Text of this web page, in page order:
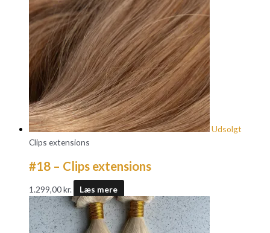
Udsolgt
Clips extensions
#18 – Clips extensions
1.299,00kr. Læs mere